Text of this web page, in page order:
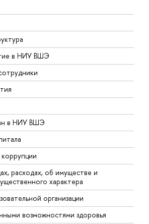
в НИУ ВШЭ
в НИУ ВШЭ
расходах, об имуществе и
характера
организации
возможностями здоровья